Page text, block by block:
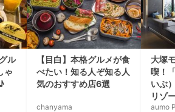
ル
ゃ
【目白】本格グルメが食
べたい！知る人ぞ知る人
気のおすすめ店6選
chanyama
大塚
喫！
いぶ
リゾ
aumo